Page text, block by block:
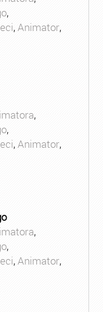
,
,Animator,
,
,
,Animator,
,
,
,Animator,